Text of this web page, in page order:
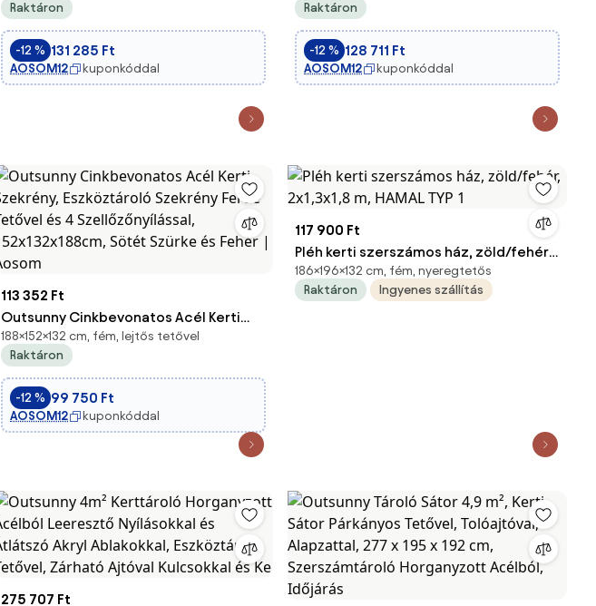
zárható dupla ajtó szellőző nyílással
féltetős kerti tároló kertbe teraszra 4.1
m²
Raktáron
-12 % 131 285 Ft
AOSOM12 kuponkóddal
és Ajtóval Teraszon, Erkélyen Tölgy |
Aosom
Raktáron
-12 % 128 711 Ft
AOSOM12 kuponkóddal
113 352 Ft
Outsunny Cinkbevonatos Acél Kerti
Szekrény, Eszköztároló Szekrény Ferde
Tetővel és 4 Szellőzőnyílással,
152x132x188cm, Sötét Szürke és Fehér |
Aosom
188×152×132 cm, fém, lejtős tetővel
Raktáron
-12 % 99 750 Ft
AOSOM12 kuponkóddal
117 900 Ft
Pléh kerti szerszámos ház, zöld/fehér,
2x1,3x1,8 m, HAMAL TYP 1
186×196×132 cm, fém, nyeregtetős
Raktáron
Ingyenes szállítás
275 707 Ft